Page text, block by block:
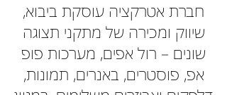
חברת אטרקציה עוסקת ביבוא,
שיווק ומכירה של מתקני תצוגה
שונים – רול אפים, מערכות פופ
אפ, פוסטרים, באנרים, תמונות,